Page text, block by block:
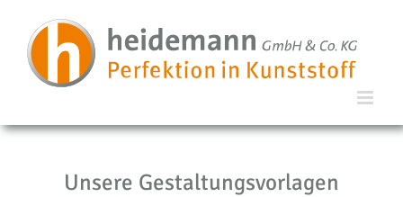
Unsere Gestaltungsvorlagen